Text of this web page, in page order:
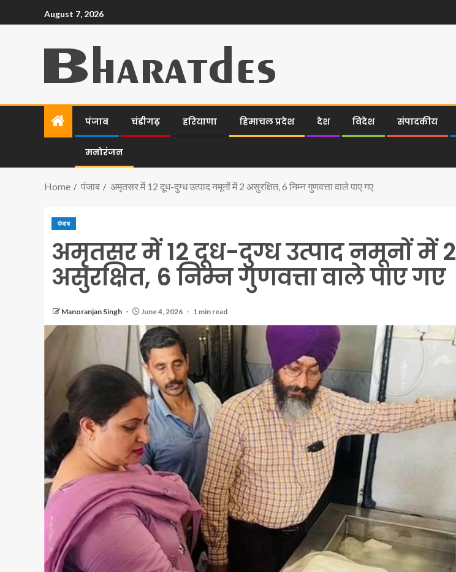
August 7, 2026
पंजाब चंडीगढ़ हरियाणा हिमाचल प्रदेश देश विदेश संपादकीय
मनोरंजन
Home पंजाब अमृतसर में 12 दूध-दुग्ध उत्पाद नमूनों में 2 असुरक्षित, 6 निम्न गुणवत्ता वाले पाए गए
पंजाब
अमृतसर में 12 दूध-दुग्ध उत्पाद नमूनों में 2
असुरक्षित, 6 निम्न गुणवत्ता वाले पाए गए
Manoranjan Singh June 4, 2026 1 min read